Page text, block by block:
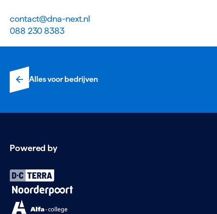
contact@dna-next.nl
088 230 8383
Alles voor bedrijven
Powered by